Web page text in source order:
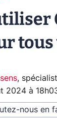
tous
,
2024 à
nous en